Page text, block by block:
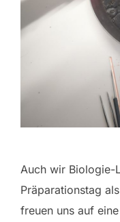
Auch wir Biologie-
Präparationstag
freuen uns auf